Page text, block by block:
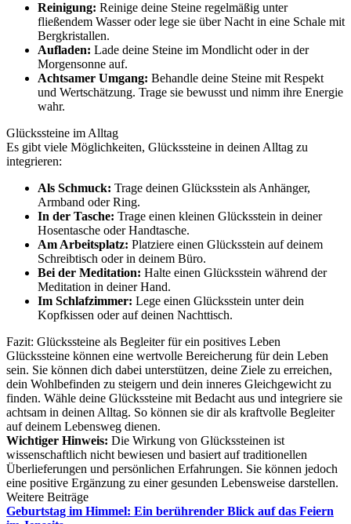
Reinigung: Reinige deine Steine regelmäßig unter
fließendem Wasser oder lege sie über Nacht in eine Schale mit
Bergkristallen.
Aufladen: Lade deine Steine im Mondlicht oder in der
Morgensonne auf.
Achtsamer Umgang: Behandle deine Steine mit Respekt
und Wertschätzung. Trage sie bewusst und nimm ihre Energie
wahr.
Glückssteine im Alltag
Es gibt viele Möglichkeiten, Glückssteine in deinen Alltag zu
integrieren:
Als Schmuck: Trage deinen Glücksstein als Anhänger,
Armband oder Ring.
In der Tasche: Trage einen kleinen Glücksstein in deiner
Hosentasche oder Handtasche.
Am Arbeitsplatz: Platziere einen Glücksstein auf deinem
Schreibtisch oder in deinem Büro.
Bei der Meditation: Halte einen Glücksstein während der
Meditation in deiner Hand.
Im Schlafzimmer: Lege einen Glücksstein unter dein
Kopfkissen oder auf deinen Nachttisch.
Fazit: Glückssteine als Begleiter für ein positives Leben
Glückssteine können eine wertvolle Bereicherung für dein Leben
sein. Sie können dich dabei unterstützen, deine Ziele zu erreichen,
dein Wohlbefinden zu steigern und dein inneres Gleichgewicht zu
finden. Wähle deine Glückssteine mit Bedacht aus und integriere sie
achtsam in deinen Alltag. So können sie dir als kraftvolle Begleiter
auf deinem Lebensweg dienen.
Wichtiger Hinweis: Die Wirkung von Glückssteinen ist
wissenschaftlich nicht bewiesen und basiert auf traditionellen
Überlieferungen und persönlichen Erfahrungen. Sie können jedoch
eine positive Ergänzung zu einer gesunden Lebensweise darstellen.
Weitere Beiträge
Geburtstag im Himmel: Ein berührender Blick auf das Feiern